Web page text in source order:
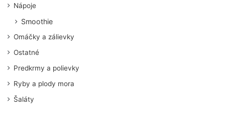
Nápoje
Smoothie
Omáčky a zálievky
Ostatné
Predkrmy a polievky
Ryby a plody mora
Šaláty